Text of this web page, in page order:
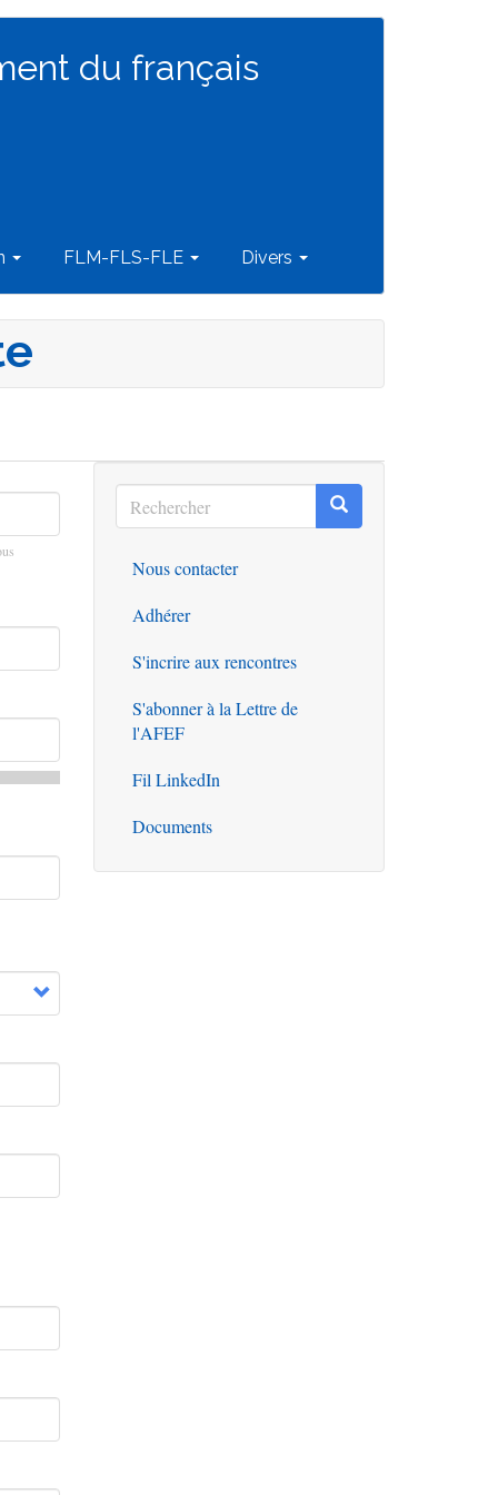
du français
FLM-FLS-FLE Divers
Rechercher
Rechercher Rechercher
Outils
Nous contacter
Adhérer
S'incrire aux rencontres
S'abonner à la Lettre de
l'AFEF
Fil LinkedIn
Documents